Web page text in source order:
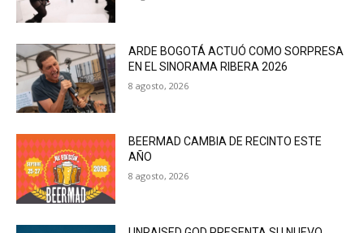
ARDE BOGOTÁ ACTUÓ COMO SORPRESA
EN EL SINORAMA RIBERA 2026
8 agosto, 2026
BEERMAD CAMBIA DE RECINTO ESTE
AÑO
8 agosto, 2026